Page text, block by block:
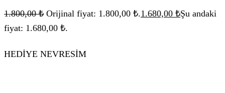
1.800,00₺ Orijinal fiyat: 1.800,00 ₺.1.680,00 ₺Şu andaki
fiyat: 1.680,00 ₺.
HEDİYE NEVRESİM